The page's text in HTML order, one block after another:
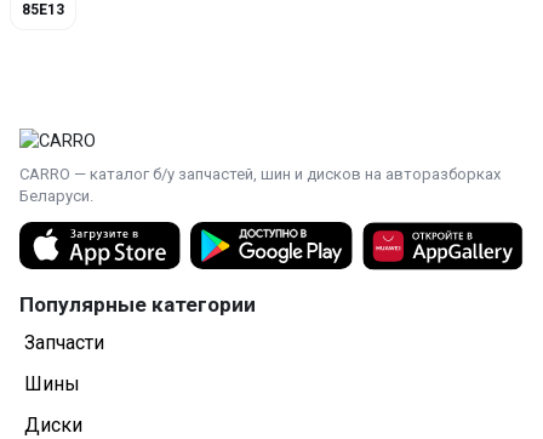
85E13
CARRO — каталог б/у запчастей, шин и дисков на авторазборках
Беларуси.
Популярные категории
Запчасти
Шины
Диски